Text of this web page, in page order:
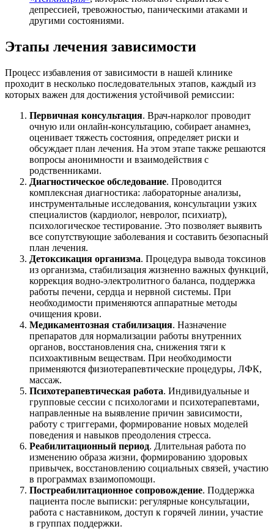
депрессией, тревожностью, паническими атаками и
другими состояниями.
Этапы лечения зависимости
Процесс избавления от зависимости в нашей клинике
проходит в несколько последовательных этапов, каждый из
которых важен для достижения устойчивой ремиссии:
Первичная консультация. Врач-нарколог проводит
очную или онлайн-консультацию, собирает анамнез,
оценивает тяжесть состояния, определяет риски и
обсуждает план лечения. На этом этапе также решаются
вопросы анонимности и взаимодействия с
родственниками.
Диагностическое обследование. Проводится
комплексная диагностика: лабораторные анализы,
инструментальные исследования, консультации узких
специалистов (кардиолог, невролог, психиатр),
психологическое тестирование. Это позволяет выявить
все сопутствующие заболевания и составить безопасный
план лечения.
Детоксикация организма. Процедура вывода токсинов
из организма, стабилизация жизненно важных функций,
коррекция водно-электролитного баланса, поддержка
работы печени, сердца и нервной системы. При
необходимости применяются аппаратные методы
очищения крови.
Медикаментозная стабилизация. Назначение
препаратов для нормализации работы внутренних
органов, восстановления сна, снижения тяги к
психоактивным веществам. При необходимости
применяются физиотерапевтические процедуры, ЛФК,
массаж.
Психотерапевтическая работа. Индивидуальные и
групповые сессии с психологами и психотерапевтами,
направленные на выявление причин зависимости,
работу с триггерами, формирование новых моделей
поведения и навыков преодоления стресса.
Реабилитационный период. Длительная работа по
изменению образа жизни, формированию здоровых
привычек, восстановлению социальных связей, участию
в программах взаимопомощи.
Постреабилитационное сопровождение. Поддержка
пациента после выписки: регулярные консультации,
работа с наставником, доступ к горячей линии, участие
в группах поддержки.